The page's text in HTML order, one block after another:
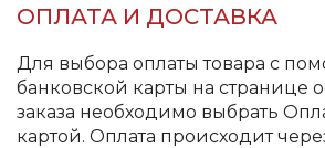
ОПЛАТА И ДОСТАВКА
Для выбора оплаты товара с
банковской карты на странице
заказа необходимо выбрать
картой. Оплата происходит